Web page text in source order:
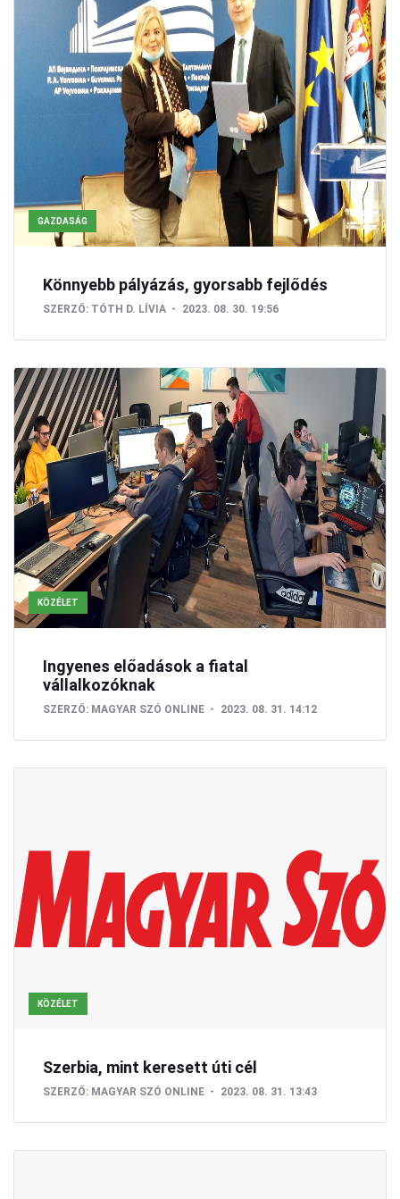
GAZDASÁG
Könnyebb pályázás, gyorsabb fejlődés
SZERZŐ: TÓTH D. LÍVIA 2023. 08. 30. 19:56
KÖZÉLET
Ingyenes előadások a fiatal
vállalkozóknak
SZERZŐ: MAGYAR SZÓ ONLINE 2023. 08. 31. 14:12
KÖZÉLET
Szerbia, mint keresett úti cél
SZERZŐ: MAGYAR SZÓ ONLINE 2023. 08. 31. 13:43